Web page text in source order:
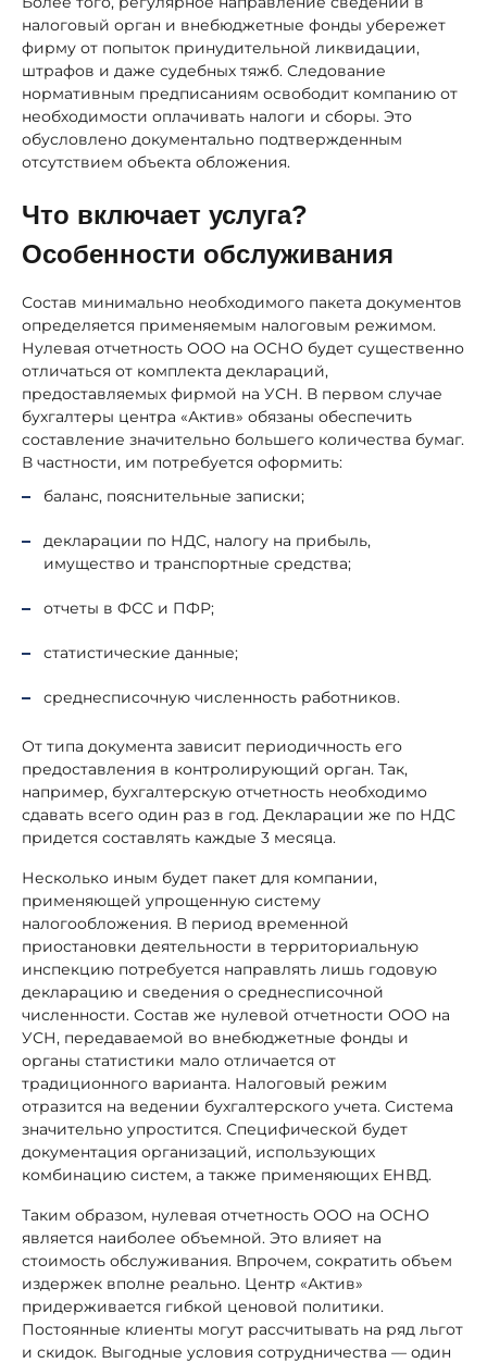
налоговый орган и внебюджетные фонды убережет
фирму от попыток принудительной ликвидации,
штрафов и даже судебных тяжб. Следование
нормативным предписаниям освободит компанию от
необходимости оплачивать налоги и сборы. Это
обусловлено документально подтвержденным
отсутствием объекта обложения.
Что включает услуга?
Особенности обслуживания
Состав минимально необходимого пакета документов
определяется применяемым налоговым режимом.
Нулевая отчетность ООО на ОСНО будет существенно
отличаться от комплекта деклараций,
предоставляемых фирмой на УСН. В первом случае
бухгалтеры центра «Актив» обязаны обеспечить
составление значительно большего количества бумаг.
В частности, им потребуется оформить:
баланс, пояснительные записки;
декларации по НДС, налогу на прибыль,
имущество и транспортные средства;
отчеты в ФСС и ПФР;
статистические данные;
среднесписочную численность работников.
От типа документа зависит периодичность его
предоставления в контролирующий орган. Так,
например, бухгалтерскую отчетность необходимо
сдавать всего один раз в год. Декларации же по НДС
придется составлять каждые 3 месяца.
Несколько иным будет пакет для компании,
применяющей упрощенную систему
налогообложения. В период временной
приостановки деятельности в территориальную
инспекцию потребуется направлять лишь годовую
декларацию и сведения о среднесписочной
численности. Состав же нулевой отчетности ООО на
УСН, передаваемой во внебюджетные фонды и
органы статистики мало отличается от
традиционного варианта. Налоговый режим
отразится на ведении бухгалтерского учета. Система
значительно упростится. Специфической будет
документация организаций, использующих
комбинацию систем, а также применяющих ЕНВД.
Таким образом, нулевая отчетность ООО на ОСНО
является наиболее объемной. Это влияет на
стоимость обслуживания. Впрочем, сократить объем
издержек вполне реально. Центр «Актив»
придерживается гибкой ценовой политики.
Постоянные клиенты могут рассчитывать на ряд льгот
и скидок. Выгодные условия сотрудничества — один